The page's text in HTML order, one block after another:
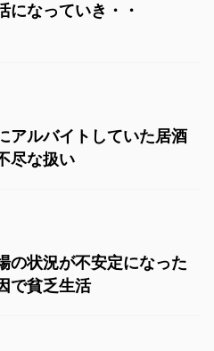
になっていき・・
アルバイトしていた居酒
尽な扱い
の状況が不安定になった
で貧乏生活